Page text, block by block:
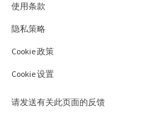
使用条款
隐私策略
Cookie 政策
Cookie 设置
请发送有关此页面的反馈